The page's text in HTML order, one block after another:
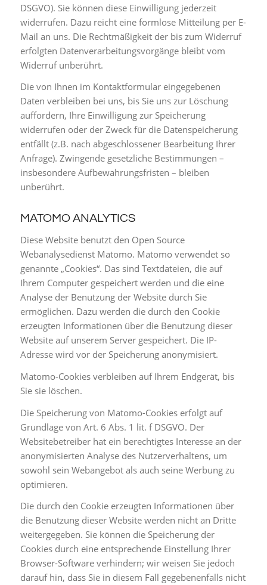
DSGVO). Sie können diese Einwilligung jederzeit
widerrufen. Dazu reicht eine formlose Mitteilung per E-
Mail an uns. Die Rechtmäßigkeit der bis zum Widerruf
erfolgten Datenverarbeitungsvorgänge bleibt vom
Widerruf unberührt.
Die von Ihnen im Kontaktformular eingegebenen
Daten verbleiben bei uns, bis Sie uns zur Löschung
auffordern, Ihre Einwilligung zur Speicherung
widerrufen oder der Zweck für die Datenspeicherung
entfällt (z.B. nach abgeschlossener Bearbeitung Ihrer
Anfrage). Zwingende gesetzliche Bestimmungen –
insbesondere Aufbewahrungsfristen – bleiben
unberührt.
MATOMO ANALYTICS
Diese Website benutzt den Open Source
Webanalysedienst Matomo. Matomo verwendet so
genannte „Cookies“. Das sind Textdateien, die auf
Ihrem Computer gespeichert werden und die eine
Analyse der Benutzung der Website durch Sie
ermöglichen. Dazu werden die durch den Cookie
erzeugten Informationen über die Benutzung dieser
Website auf unserem Server gespeichert. Die IP-
Adresse wird vor der Speicherung anonymisiert.
Matomo-Cookies verbleiben auf Ihrem Endgerät, bis
Sie sie löschen.
Die Speicherung von Matomo-Cookies erfolgt auf
Grundlage von Art. 6 Abs. 1 lit. f DSGVO. Der
Websitebetreiber hat ein berechtigtes Interesse an der
anonymisierten Analyse des Nutzerverhaltens, um
sowohl sein Webangebot als auch seine Werbung zu
optimieren.
Die durch den Cookie erzeugten Informationen über
die Benutzung dieser Website werden nicht an Dritte
weitergegeben. Sie können die Speicherung der
Cookies durch eine entsprechende Einstellung Ihrer
Browser-Software verhindern; wir weisen Sie jedoch
darauf hin, dass Sie in diesem Fall gegebenenfalls nicht